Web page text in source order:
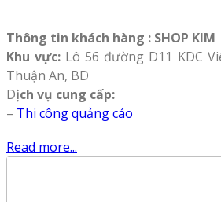
Thông tin khách hàng : SHOP KIM
Khu vực: Lô 56 đường D11 KDC
Thuận An, BD
Dịch vụ cung cấp:
– Thi công quảng cáo
Read more...